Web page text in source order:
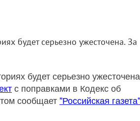
будет серьезно ужесточена. За
будет серьезно
с поправками в Кодекс об
сообщает "Российская газета"